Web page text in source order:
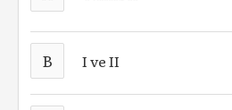
B I ve II